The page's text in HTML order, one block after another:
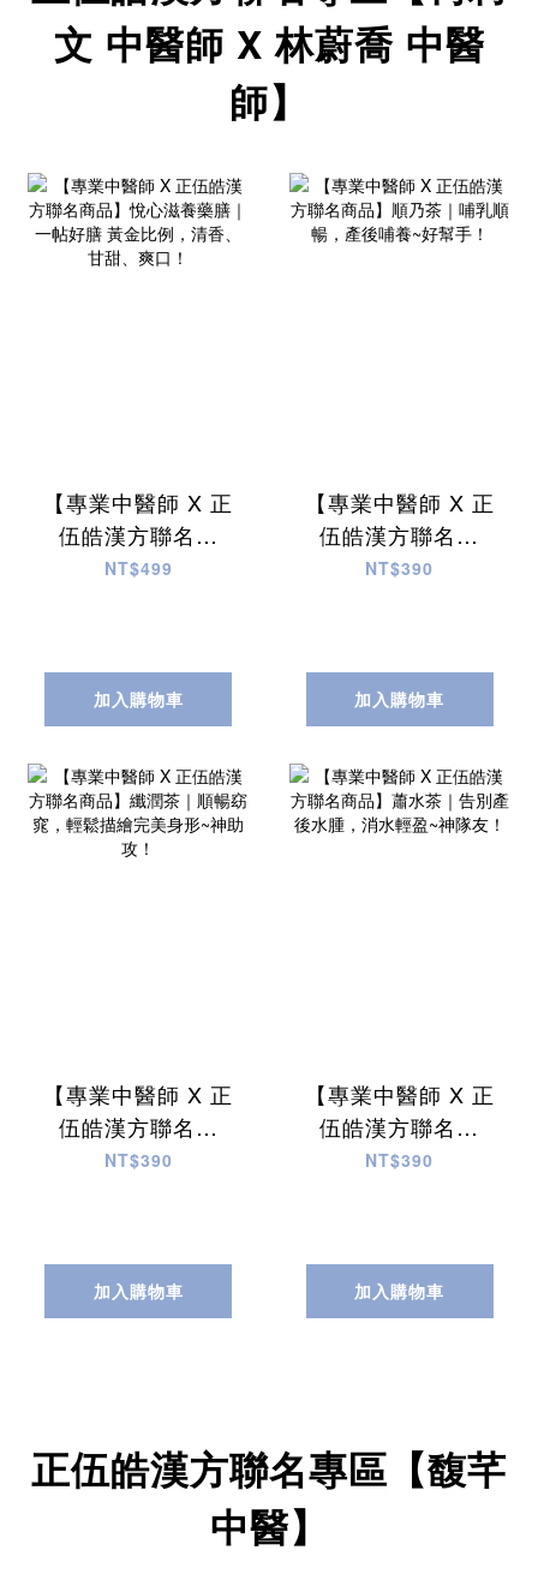
文 中醫師 X 林蔚喬 中醫
師】
【專業中醫師 X 正
伍皓漢方聯名商
品】悅心滋養藥膳
爽口！
NT$499
加入購物車
【專業中醫師 X 正
伍皓漢方聯名商
品】順乃茶｜哺乳
NT$390
加入購物車
【專業中醫師 X 正
伍皓漢方聯名商
品】纖潤茶｜順暢
NT$390
加入購物車
【專業中醫師 X 正
伍皓漢方聯名商
品】蕭水茶｜告別
NT$390
加入購物車
正伍皓漢方聯名專區【馥芊
中醫】